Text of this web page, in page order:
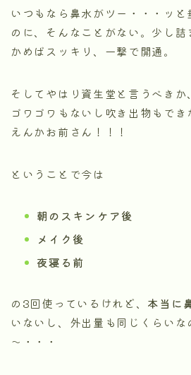
いつもなら鼻水がツー・・・ッ
のに、そんなことがない。少し
かめばスッキリ、一撃で開通。
そしてやはり資生堂と言うべきか、
ゴワゴワもないし吹き出物もで
えんかお前さん！！！
ということで今は
朝のスキンケア後
メイク後
夜寝る前
の3回使っているけれど、 本当に
いないし、外出量も同じくらいな
～・・・